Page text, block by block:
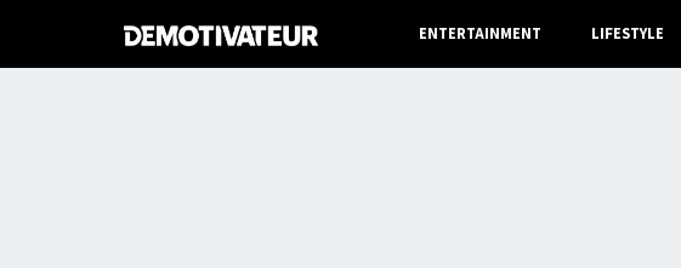
ENTERTAINMENT LIFESTYLE